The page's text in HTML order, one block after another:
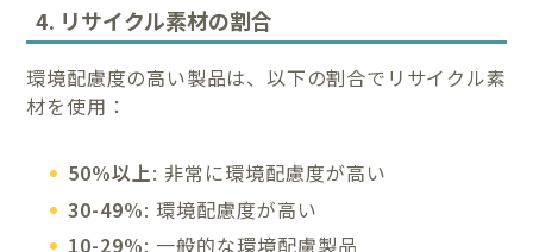
4. リサイクル素材の割合
環境配慮度の高い製品は、以下の割合でリサイクル素
材を使用：
50%以上: 非常に環境配慮度が高い
30-49%: 環境配慮度が高い
10-29%: 一般的な環境配慮製品